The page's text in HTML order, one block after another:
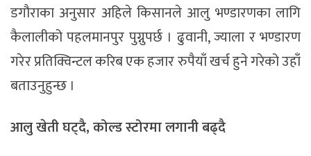
डगौराका अनुसार अहिले किसानले आलु भण्डारणका लागि
कैलालीको पहलमानपुर पुग्नुपर्छ । ढुवानी, ज्याला र भण्डारण
गरेर प्रतिक्विन्टल करिब एक हजार रुपैयाँ खर्च हुने गरेको उहाँ
बताउनुहुन्छ ।
आलुखेतीघट्दै,कोल्डस्टोरमालगानीबढ्दै